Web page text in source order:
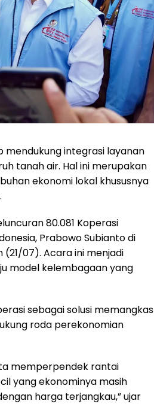
mendukung integrasi layanan
tanah air. Hal ini merupakan
ekonomi lokal khususnya
80.081 Koperasi
Prabowo Subianto di
(21/07). Acara ini menjadi
model kelembagaan yang
sebagai solusi memangkas
roda perekonomian
memperpendek rantai
yang ekonominya masih
harga terjangkau,” ujar